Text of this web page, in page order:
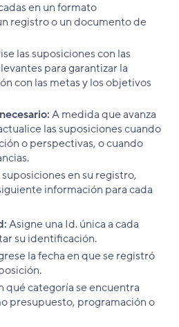
en un formato
registro o un documento de
las suposiciones con las
para garantizar la
con las metas y los objetivos
A medida que avanza
las suposiciones cuando
o perspectivas, o cuando
en su registro,
información para cada
Asigne una Id. única a cada
su identificación.
la fecha en que se registró
qué categoría se encuentra
presupuesto, programación o